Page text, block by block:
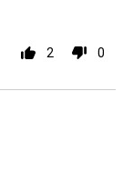
2 0